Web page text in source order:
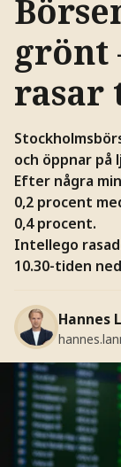
grönt
rasar
och öppnar på
Efter några
0,2 procent
0,4 procent.
Intellego
10.30-tiden
Hannes